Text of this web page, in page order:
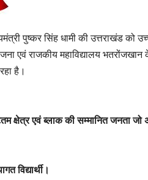
पुष्कर सिंह धामी की उत्तराखंड को
एवं राजकीय महाविद्यालय
है।
क्षेत्र एवं ब्लाक की सम्मानित जनता
विद्यार्थी।